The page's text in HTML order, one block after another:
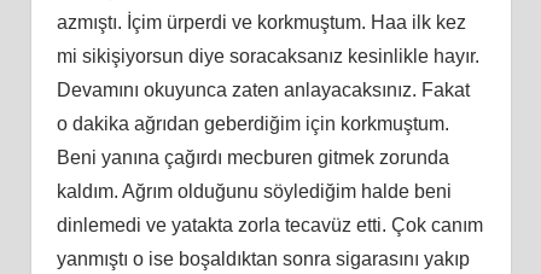
azmıştı. İçim ürperdi ve korkmuştum. Haa ilk kez
mi sikişiyorsun diye soracaksanız kesinlikle hayır.
Devamını okuyunca zaten anlayacaksınız. Fakat
o dakika ağrıdan geberdiğim için korkmuştum.
Beni yanına çağırdı mecburen gitmek zorunda
kaldım. Ağrım olduğunu söylediğim halde beni
dinlemedi ve yatakta zorla tecavüz etti. Çok canım
yanmıştı o ise boşaldıktan sonra sigarasını yakıp